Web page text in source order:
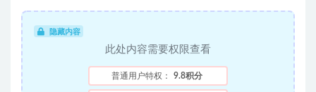
隐藏内容
此处内容需要权限查看
普通用户特权： 9.8积分